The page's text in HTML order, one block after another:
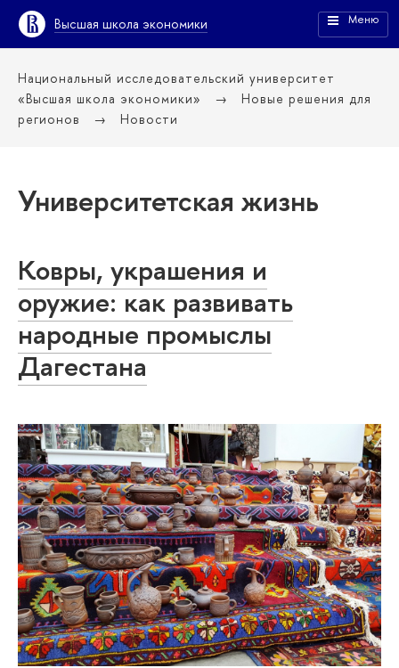
Высшая школа экономики Меню
Национальный исследовательский университет
«Высшая школа экономики»
Новые решения для
регионов
Новости
Университетская жизнь
Ковры, украшения и
оружие: как развивать
народные промыслы
Дагестана